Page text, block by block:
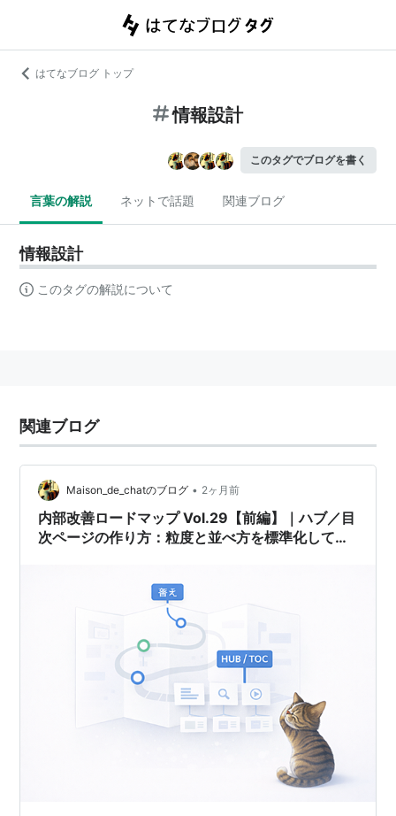
はてなブログ トップ
情報設計
このタグでブログを書く
言葉の解説 ネットで話題 関連ブログ
情報設計
このタグの解説について
関連ブログ
Maison_de_chatのブログ • 2ヶ月前
内部改善ロードマップ Vol.29【前編】｜ハブ／目
次ページの作り方：粒度と並べ方を標準化してカ